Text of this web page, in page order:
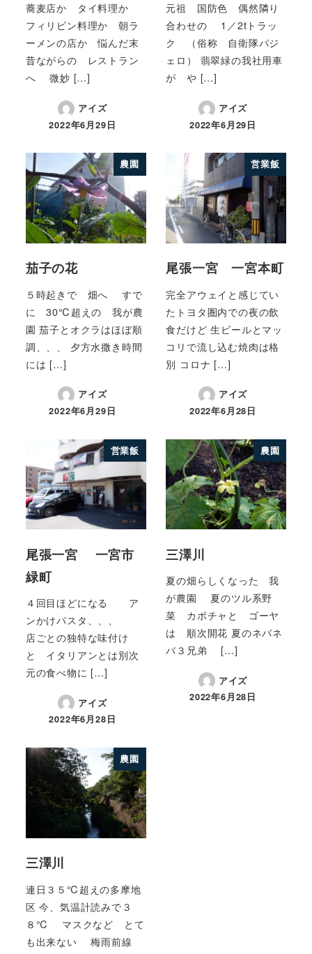
蕎麦店か タイ料理か
フィリピン料理か 朝ラ
ーメンの店か 悩んだ末
昔ながらの レストラン
へ 微妙 […]
アイズ
2022年6月29日
元祖 国防色 偶然隣り
合わせの 1／2tトラッ
ク （俗称 自衛隊パジ
ェロ） 翡翠緑の我社用車
が や […]
アイズ
2022年6月29日
農園
茄子の花
５時起きで 畑へ すで
に 30℃超えの 我が農
園 茄子とオクラはほぼ順
調、、、 夕方水撒き時間
には […]
アイズ
2022年6月29日
営業飯
尾張一宮 一宮本町
完全アウェイと感じてい
たトヨタ圏内での夜の飲
食だけど 生ビールとマッ
コリで流し込む焼肉は格
別 コロナ […]
アイズ
2022年6月28日
営業飯
尾張一宮 一宮市
緑町
４回目ほどになる ア
ンかけパスタ、、、
店ごとの独特な味付け
と イタリアンとは別次
元の食べ物に […]
アイズ
2022年6月28日
農園
三澤川
夏の畑らしくなった 我
が農園 夏のツル系野
菜 カボチャと ゴーヤ
は 順次開花 夏のネバネ
バ３兄弟 […]
アイズ
2022年6月28日
農園
三澤川
連日３５℃超えの多摩地
区 今、気温計読みで３
８℃ マスクなど とて
も出来ない 梅雨前線